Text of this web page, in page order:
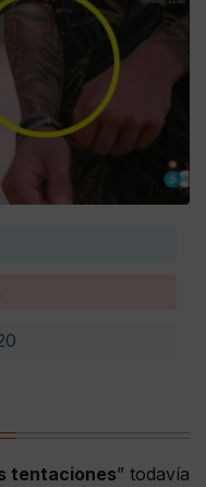
tentaciones” todavía